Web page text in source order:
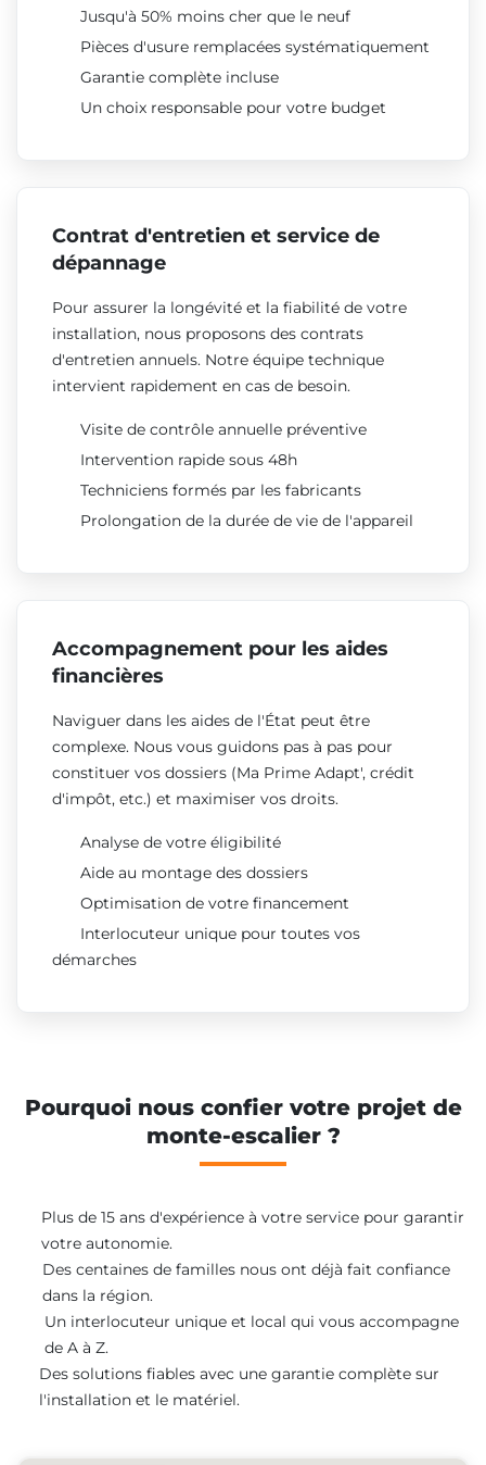
Jusqu'à 50% moins cher que le neuf
Pièces d'usure remplacées systématiquement
Garantie complète incluse
Un choix responsable pour votre budget
Contrat d'entretien et service de
dépannage
Pour assurer la longévité et la fiabilité de votre
installation, nous proposons des contrats
d'entretien annuels. Notre équipe technique
intervient rapidement en cas de besoin.
Visite de contrôle annuelle préventive
Intervention rapide sous 48h
Techniciens formés par les fabricants
Prolongation de la durée de vie de l'appareil
Accompagnement pour les aides
financières
Naviguer dans les aides de l'État peut être
complexe. Nous vous guidons pas à pas pour
constituer vos dossiers (Ma Prime Adapt', crédit
d'impôt, etc.) et maximiser vos droits.
Analyse de votre éligibilité
Aide au montage des dossiers
Optimisation de votre financement
Interlocuteur unique pour toutes vos
démarches
Pourquoi nous confier votre projet de
monte-escalier ?
Plus de 15 ans d'expérience à votre service pour garantir
votre autonomie.
Des centaines de familles nous ont déjà fait confiance
dans la région.
Un interlocuteur unique et local qui vous accompagne
de A à Z.
Des solutions fiables avec une garantie complète sur
l'installation et le matériel.